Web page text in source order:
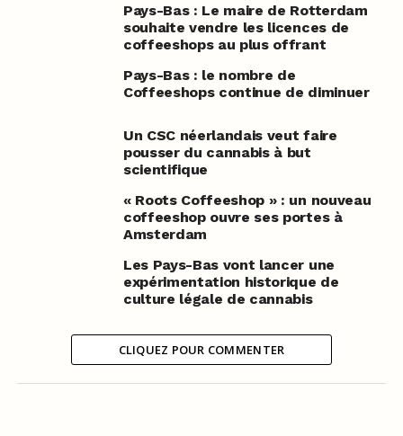
Pays-Bas : Le maire de Rotterdam
souhaite vendre les licences de
coffeeshops au plus offrant
Pays-Bas : le nombre de
Coffeeshops continue de diminuer
Un CSC néerlandais veut faire
pousser du cannabis à but
scientifique
« Roots Coffeeshop » : un nouveau
coffeeshop ouvre ses portes à
Amsterdam
Les Pays-Bas vont lancer une
expérimentation historique de
culture légale de cannabis
CLIQUEZ POUR COMMENTER